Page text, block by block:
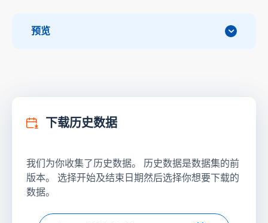
预览
下载历史数据
我们为你收集了历史数据。 历史数据是数据集的前
版本。 选择开始及结束日期然后选择你想要下载的
数据。